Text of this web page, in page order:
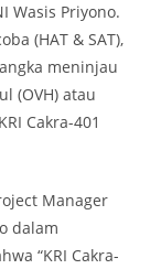
Wasis Priyono.
(HAT & SAT),
meninjau
(OVH) atau
Cakra-401
Manager
dalam
“KRI Cakra-